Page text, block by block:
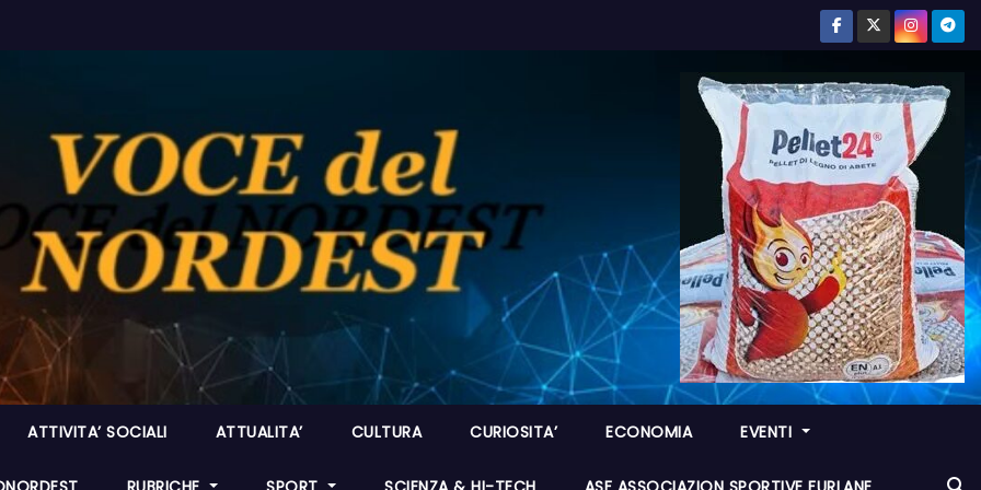
ATTIVITA’ SOCIALI ATTUALITA’ CULTURA CURIOSITA’ ECONOMIA EVENTI